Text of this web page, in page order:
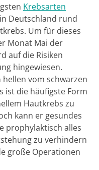
Krebsarten
Deutschland rund
Um für dieses
Monat Mai der
auf die Risiken
hingewiesen.
vom schwarzen
ist die häufigste Form
Hautkrebs zu
kann er gesundes
prophylaktisch alles
zu verhindern
große Operationen